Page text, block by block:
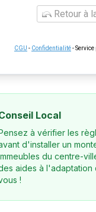
Retour à
CGU - Confidentialité-
Local
à vérifier les
d'installer un
du centre-
aides à
!